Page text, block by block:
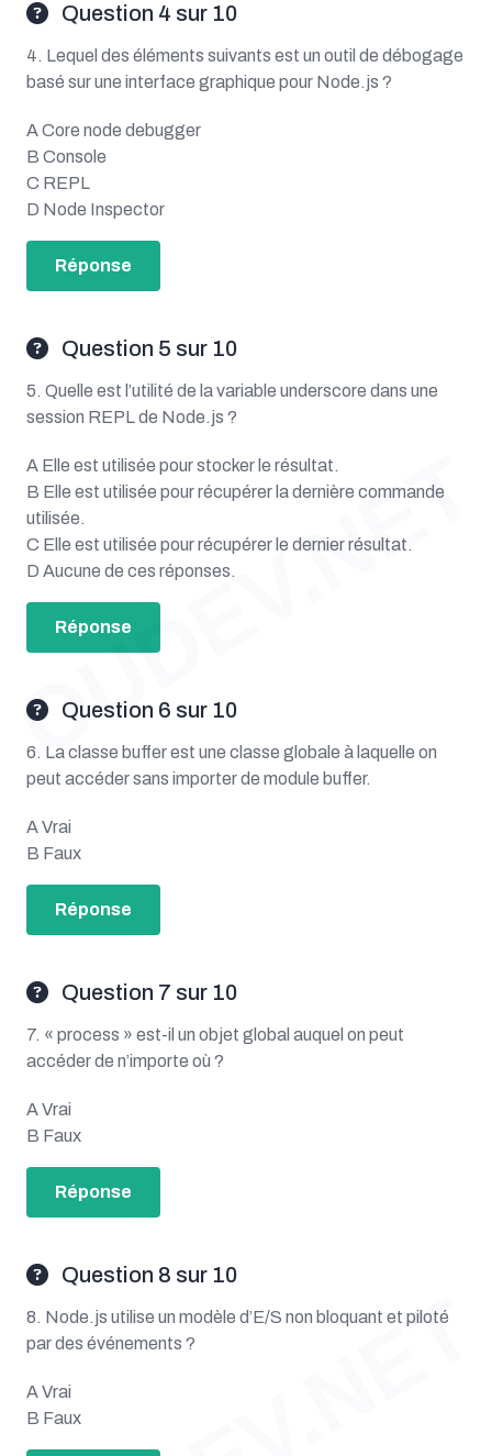
Question 4 sur 10
4. Lequel des éléments suivants est un outil de débogage
basé sur une interface graphique pour Node.js ?
A Core node debugger
B Console
C REPL
D Node Inspector
Réponse
Question 5 sur 10
5. Quelle est l’utilité de la variable underscore dans une
session REPL de Node.js ?
A Elle est utilisée pour stocker le résultat.
B Elle est utilisée pour récupérer la dernière commande
utilisée.
C Elle est utilisée pour récupérer le dernier résultat.
D Aucune de ces réponses.
Réponse
Question 6 sur 10
6. La classe buffer est une classe globale à laquelle on
peut accéder sans importer de module buffer.
A Vrai
B Faux
Réponse
Question 7 sur 10
7. « process » est-il un objet global auquel on peut
accéder de n’importe où ?
A Vrai
B Faux
Réponse
Question 8 sur 10
8. Node.js utilise un modèle d’E/S non bloquant et piloté
par des événements ?
A Vrai
B Faux
OUDEV.NET